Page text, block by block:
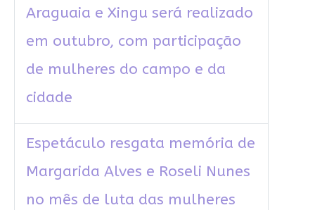
Araguaia e Xingu será realizado
em outubro, com participação
de mulheres do campo e da
cidade
Espetáculo resgata memória de
Margarida Alves e Roseli Nunes
no mês de luta das mulheres